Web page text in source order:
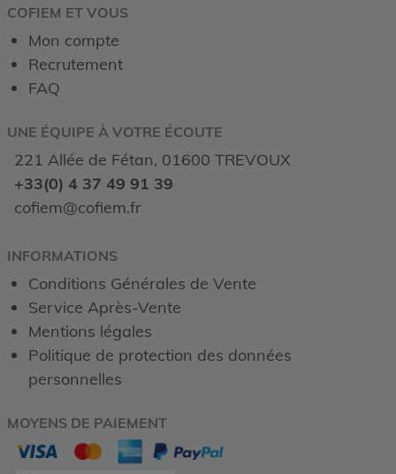
COFIEM ET VOUS
Mon compte
Recrutement
FAQ
UNE ÉQUIPE À VOTRE ÉCOUTE
221 Allée de Fétan, 01600 TREVOUX
+33(0) 4 37 49 91 39
cofiem@cofiem.fr
INFORMATIONS
Conditions Générales de Vente
Service Après-Vente
Mentions légales
Politique de protection des données
personnelles
MOYENS DE PAIEMENT